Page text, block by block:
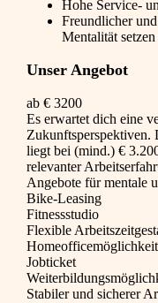
Hohe Service-
Freundlicher
Mentalität
Unser Angebot
ab € 3200
Es erwartet dich eine
Zukunftsperspektiven.
liegt bei (mind.) €
relevanter
Angebote für mentale
Bike-Leasing
Fitnessstudio
Flexible
Homeofficemöglichkeit
Jobticket
Stabiler und sicherer